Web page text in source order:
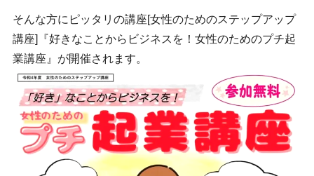
そんな方にピッタリの講座[女性のためのステップアップ
講座]『好きなことからビジネスを！女性のためのプチ起
業講座』が開催されます。